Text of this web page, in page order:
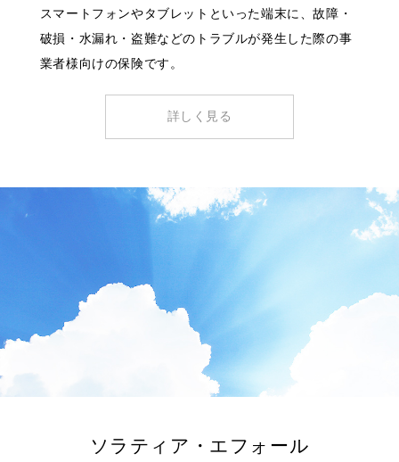
スマートフォンやタブレットといった端末に、故障・
破損・水漏れ・盗難などのトラブルが発生した際の事
業者様向けの保険です。
詳しく見る
ソラティア・エフォール